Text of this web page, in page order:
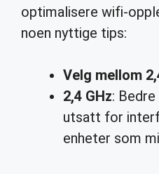
optimalisere wifi-
noen nyttige tips:
Velg mellom
2,4 GHz:
utsatt for
enheter som